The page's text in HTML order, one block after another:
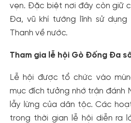
vẹn. Đặc biệt nơi đây còn giữ
Đa, vũ khí tướng lĩnh sử dụng
Thanh về nước.
Tham gia lễ hội Gò Đống Đa
Lễ hội được tổ chức vào
mục đích tưởng nhớ trận đánh
lẫy lừng của dân tộc. Các
trong thời gian lễ hội diễn ra